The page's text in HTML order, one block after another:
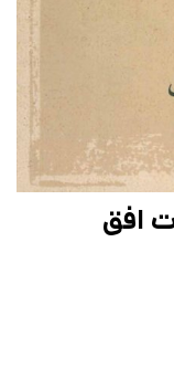
افق